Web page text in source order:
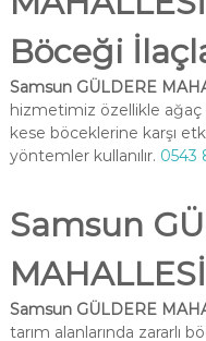
Böceği
Samsun GÜLDERE
hizmetimiz özellikle ağaç
kese böceklerine karşı
yöntemler kullanılır. 0543
Samsun
Samsun GÜLDERE
tarım alanlarında zararlı